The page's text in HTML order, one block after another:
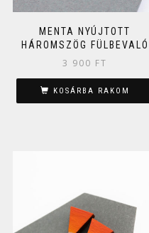
MENTA NYÚJTOTT
HÁROMSZÖG FÜLBEVALÓ
3 900 FT
KOSÁRBA RAKOM